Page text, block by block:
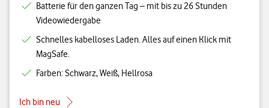
Batterie für den ganzen Tag – mit bis zu 26 Stunden
Videowiedergabe
Schnelles kabelloses Laden. Alles auf einen Klick mit
MagSafe.
Farben: Schwarz, Weiß, Hellrosa
Ich bin neu